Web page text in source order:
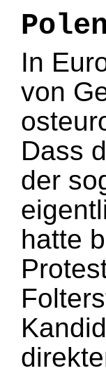
In
von
Dass
der
hatte